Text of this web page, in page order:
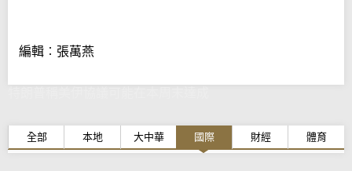
編輯︰張萬燕
全部 本地 大中華 國際 財經 體育